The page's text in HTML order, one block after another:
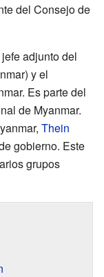
del Consejo de
adjunto del
y el
Es parte del
de Myanmar.
Thein
gobierno. Este
grupos